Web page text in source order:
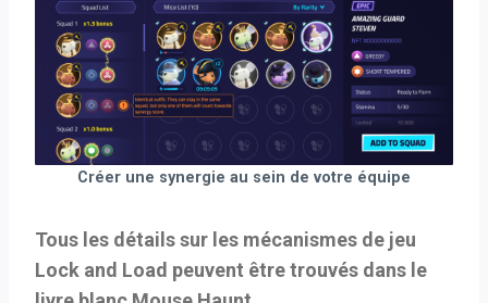
Créer une synergie au sein de votre équipe
Tous les détails sur les mécanismes de jeu
Lock and Load peuvent être trouvés dans le